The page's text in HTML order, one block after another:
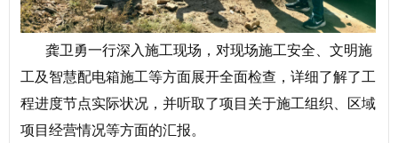
龚卫勇一行深入施工现场，对现场施工安全、文明施
工及智慧配电箱施工等方面展开全面检查，详细了解了工
程进度节点实际状况，并听取了项目关于施工组织、区域
项目经营情况等方面的汇报。